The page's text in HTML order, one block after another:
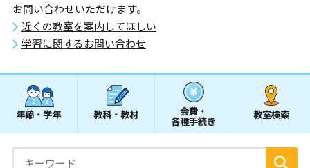
お問い合わせいただけます。
近くの教室を案内してほしい
学習に関するお問い合わせ
年齢・学年 教科・教材 会費・
各種手続き
教室検索